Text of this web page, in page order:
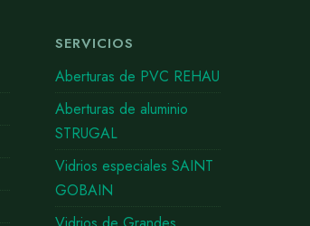
SERVICIOS
Aberturas de PVC REHAU
Aberturas de aluminio
STRUGAL
Vidrios especiales SAINT
GOBAIN